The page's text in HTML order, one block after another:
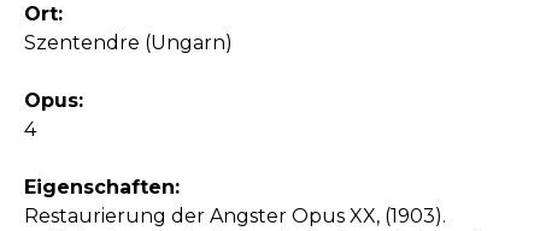
Ort:
Szentendre (Ungarn)
Opus:
4
Eigenschaften:
Restaurierung der Angster Opus XX, (1903).